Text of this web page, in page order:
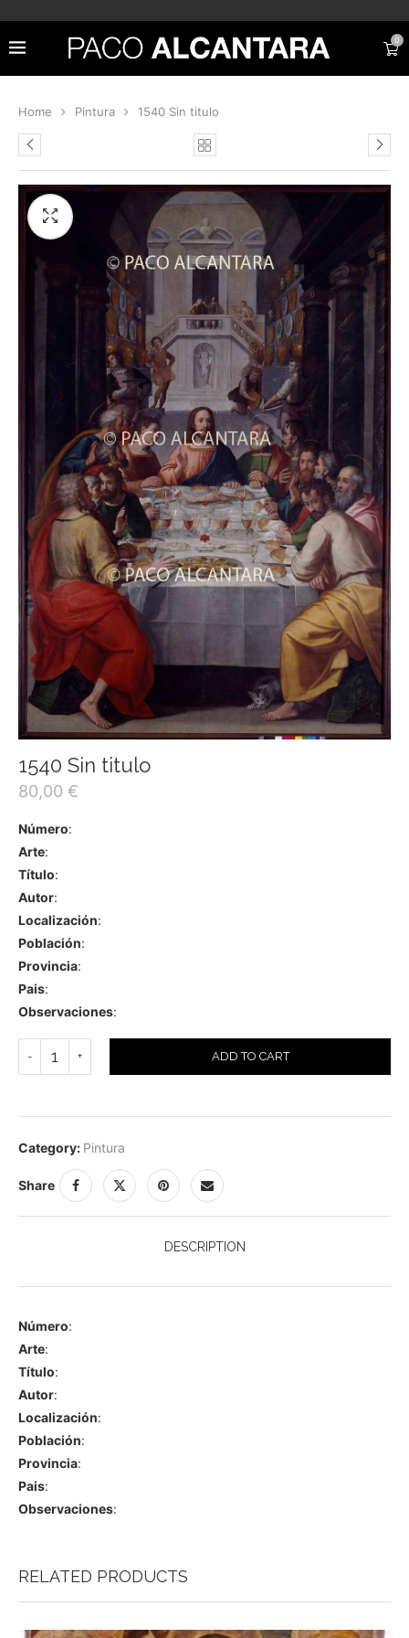
0
Home Pintura 1540 Sin titulo
1540 Sin titulo
80,00 €
Número:
Arte:
Título:
Autor:
Localización:
Población:
Provincia:
Pais:
Observaciones:
ADD TO CART
Category: Pintura
Share
DESCRIPTION
Número:
Arte:
Título:
Autor:
Localización:
Población:
Provincia:
Pais:
Observaciones:
RELATED PRODUCTS